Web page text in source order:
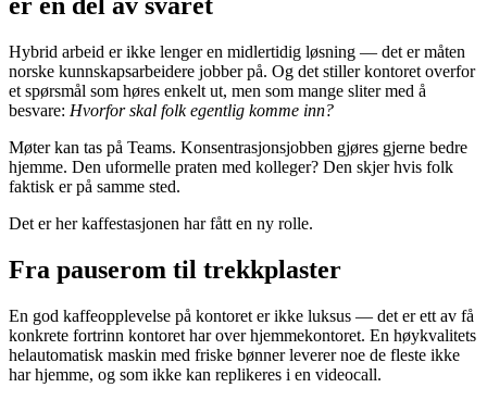
Hybrid arbeid er ikke lenger en midlertidig løsning — det er måten
norske kunnskapsarbeidere jobber på. Og det stiller kontoret overfor
et spørsmål som høres enkelt ut, men som mange sliter med å
besvare: Hvorfor skal folk egentlig komme inn?
Møter kan tas på Teams. Konsentrasjonsjobben gjøres gjerne bedre
hjemme. Den uformelle praten med kolleger? Den skjer hvis folk
faktisk er på samme sted.
Det er her kaffestasjonen har fått en ny rolle.
Fra pauserom til trekkplaster
En god kaffeopplevelse på kontoret er ikke luksus — det er ett av få
konkrete fortrinn kontoret har over hjemmekontoret. En høykvalitets
helautomatisk maskin med friske bønner leverer noe de fleste ikke
har hjemme, og som ikke kan replikeres i en videocall.